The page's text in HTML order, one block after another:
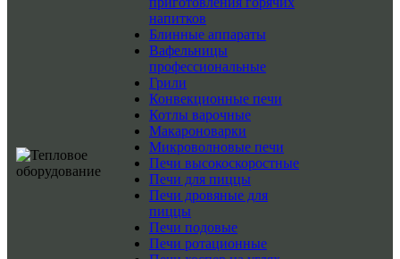
напитков
Блинные аппараты
Вафельницы
профессиональные
Грили
Конвекционные печи
Котлы варочные
Макароноварки
Микроволновые печи
Печи высокоскоростные
Печи для пиццы
Печи дровяные для
пиццы
Печи подовые
Печи ротационные